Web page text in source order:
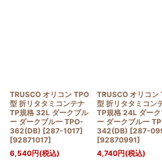
TRUSCO オリコン TPO
型 折リタタミコンテナ
TP規格 32L ダークブル
ー ダークブルー TPO-
362(DB) [287-1017]
[92871017]
6,540円(税込)
TRUSCO オリコン
型 折リタタミコン
TP規格 24L ダーク
ー ダークブルー
342(DB) [287-
[92870991]
4,740円(税込)